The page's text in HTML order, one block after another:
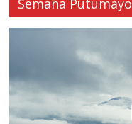
Semana Putumayo